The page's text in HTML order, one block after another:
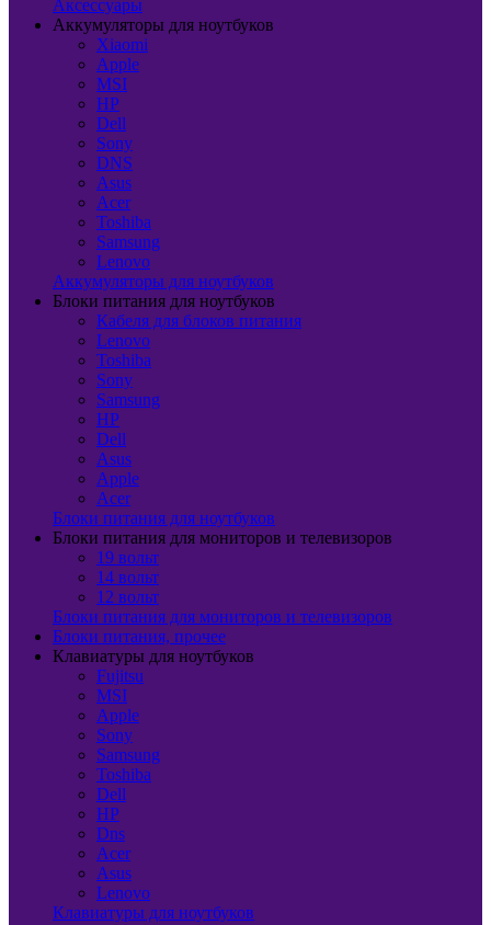
Аксессуары
Аккумуляторы для ноутбуков
Xiaomi
Apple
MSI
HP
Dell
Sony
DNS
Asus
Acer
Toshiba
Samsung
Lenovo
Аккумуляторы для ноутбуков
Блоки питания для ноутбуков
Кабеля для блоков питания
Lenovo
Toshiba
Sony
Samsung
HP
Dell
Asus
Apple
Acer
Блоки питания для ноутбуков
Блоки питания для мониторов и телевизоров
19 вольт
14 вольт
12 вольт
Блоки питания для мониторов и телевизоров
Блоки питания, прочее
Клавиатуры для ноутбуков
Fujitsu
MSI
Apple
Sony
Samsung
Toshiba
Dell
HP
Dns
Acer
Asus
Lenovo
Клавиатуры для ноутбуков